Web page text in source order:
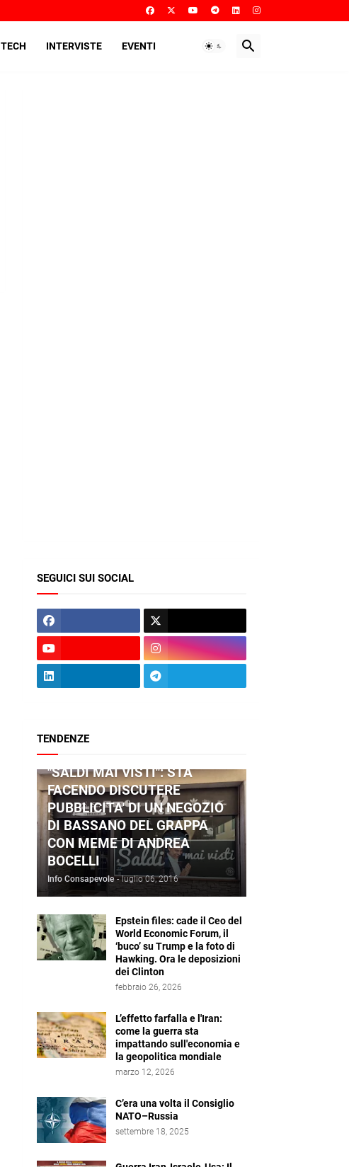
TECH INTERVISTE EVENTI
SEGUICI SUI SOCIAL
TENDENZE
"SALDI MAI VISTI": STA
FACENDO DISCUTERE
PUBBLICITA' DI UN NEGOZIO
DI BASSANO DEL GRAPPA
CON MEME DI ANDREA
BOCELLI
Info Consapevole - luglio 06, 2016
Epstein files: cade il Ceo del
World Economic Forum, il
‘buco’ su Trump e la foto di
Hawking. Ora le deposizioni
dei Clinton
febbraio 26, 2026
L’effetto farfalla e l'Iran:
come la guerra sta
impattando sull'economia e
la geopolitica mondiale
marzo 12, 2026
C’era una volta il Consiglio
NATO–Russia
settembre 18, 2025